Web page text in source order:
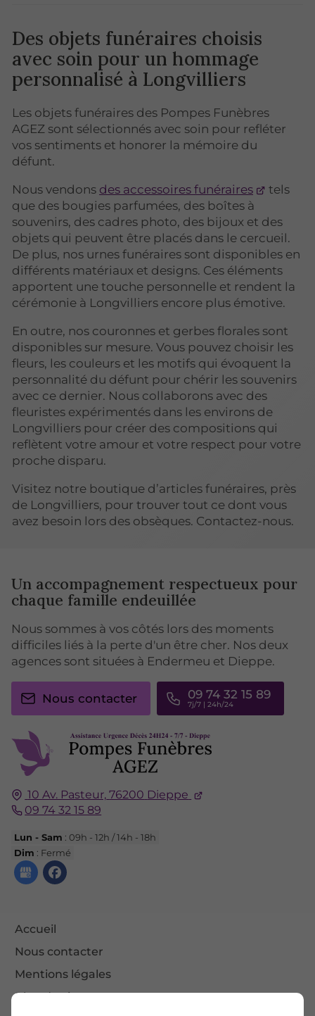
Des objets funéraires choisis
avec soin pour un hommage
personnalisé à Longvilliers
Les objets funéraires des Pompes Funèbres
AGEZ sont sélectionnés avec soin pour refléter
vos sentiments et honorer la mémoire du
défunt.
Nous vendons des accessoires funéraires
tels
que des bougies parfumées, des boîtes à
souvenirs, des cadres photo, des bijoux et des
objets qui peuvent être placés dans le cercueil.
De plus, nos urnes funéraires sont disponibles en
différents matériaux et designs. Ces éléments
apportent une touche personnelle et rendent la
cérémonie à Longvilliers encore plus émotive.
En outre, nos couronnes et gerbes florales sont
disponibles sur mesure. Vous pouvez choisir les
fleurs, les couleurs et les motifs qui évoquent la
personnalité du défunt pour chérir les souvenirs
avec ce dernier. Nous collaborons avec des
fleuristes expérimentés dans les environs de
Longvilliers pour créer des compositions qui
reflètent votre amour et votre respect pour votre
proche disparu.
Visitez notre boutique d’articles funéraires, près
de Longvilliers, pour trouver tout ce dont vous
avez besoin lors des obsèques. Contactez-nous.
10 Av. Pasteur, 76200 Dieppe
09 74 32 15 89
Lun - Sam : 09h - 12h / 14h - 18h
Dim : Fermé
Accueil
Nous contacter
Mentions légales
Plan du site
Un accompagnement respectueux pour
chaque famille endeuillée
Nous sommes à vos côtés lors des moments
difficiles liés à la perte d'un être cher. Nos deux
agences sont situées à Endermeu et Dieppe.
Nous contacter 09 74 32 15 89